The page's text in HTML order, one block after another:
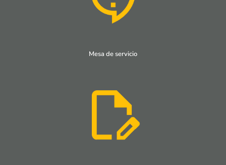
Mesa de servicio